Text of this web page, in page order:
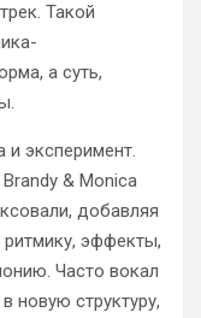
Такой
а суть,
и эксперимент.
& Monica
добавляя
ритмику, эффекты,
Часто вокал
новую структуру,